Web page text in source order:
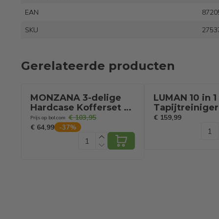
EAN
SKU
Gerelateerde producten
MONZANA 3-delige
Hardcase Kofferset -
Koffer M L XL
Handbagage- Zwart
Prijs op bol.com € 103,95
€ 64,99
-37%
LUMAN 10 in 1
1800W - 100°C
Stoomfunctie
€ 159,99